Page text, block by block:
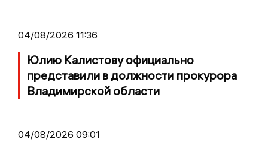
04/08/2026 11:36
Юлию Калистову официально
представили в должности прокурора
Владимирской области
04/08/2026 09:01